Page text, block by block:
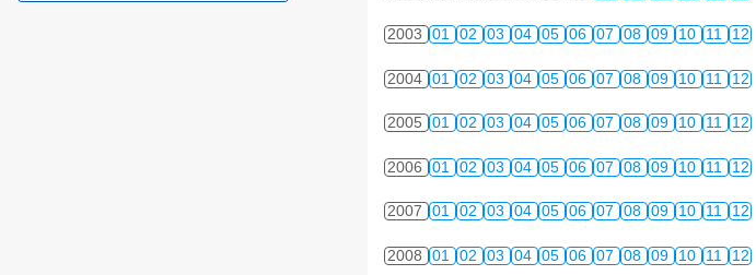
2003 01 02 03 04 05 06 07 08 09 10 11 12
2004 01 02 03 04 05 06 07 08 09 10 11 12
2005 01 02 03 04 05 06 07 08 09 10 11 12
2006 01 02 03 04 05 06 07 08 09 10 11 12
2007 01 02 03 04 05 06 07 08 09 10 11 12
2008 01 02 03 04 05 06 07 08 09 10 11 12